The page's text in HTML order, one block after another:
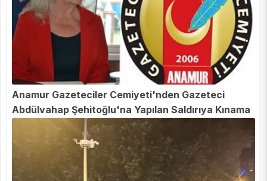
Anamur Gazeteciler Cemiyeti'nden Gazeteci
Abdülvahap Şehitoğlu'na Yapılan Saldırıya Kınama